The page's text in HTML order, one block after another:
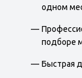
одном
подборе
Быстрая